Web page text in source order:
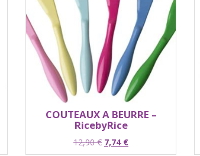
COUTEAUX A BEURRE –
RicebyRice
12,90€ Le
prix
7,74 €Le
prix